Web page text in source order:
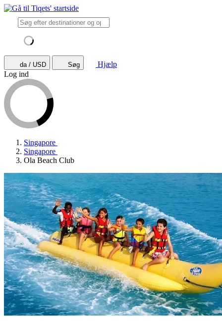
da / USD Søg
Hjælp
Log ind
Singapore
Singapore
Ola Beach Club